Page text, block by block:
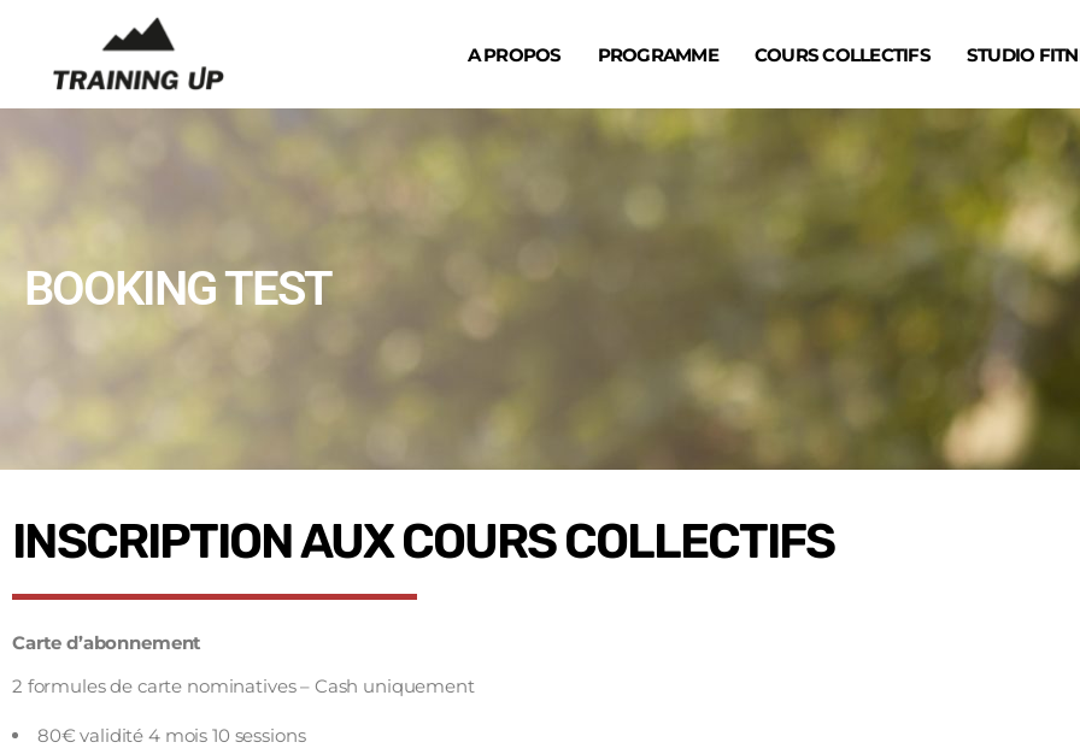
A PROPOS PROGRAMME COURS COLLECTIFS STUDIO
BOOKING TEST
INSCRIPTION AUX COURS COLLECTIFS
Carte d’abonnement
2 formules de carte nominatives – Cash uniquement
80€ validité 4 mois 10 sessions